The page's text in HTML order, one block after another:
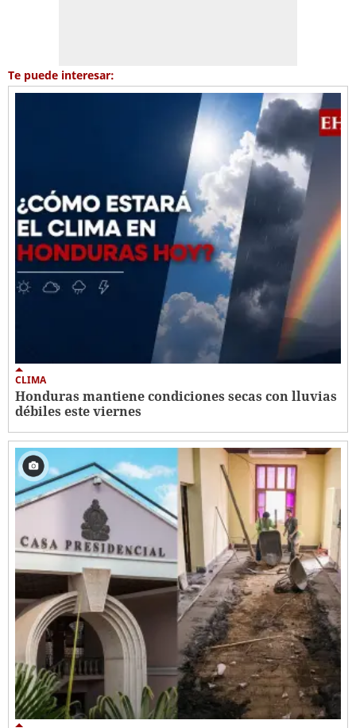
Te puede interesar:
CLIMA
Honduras mantiene condiciones secas con lluvias
débiles este viernes